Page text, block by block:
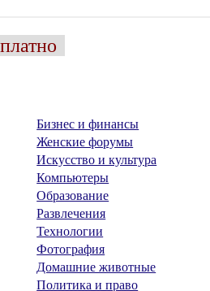
Бизнес и финансы
Женские форумы
Искусство и культура
Компьютеры
Образование
Развлечения
Технологии
Фотография
Домашние животные
Политика и право